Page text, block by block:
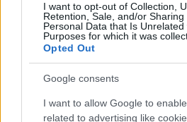
I want to opt-out of Collection,
Retention, Sale, and/or Sharing
Personal Data that Is Unrelated
Purposes for which it was
Opted Out
Google consents
I want to allow Google to
related to advertising like
Nyitottság a viták során
Minden kapcsolatban vannak
ezek elkerülhetők-e, hanem hogy hogyan
partner vitázás közben is kíváncsi rád, nem
Ez a fajta nyitottság kulcsfontosságú a
számára.